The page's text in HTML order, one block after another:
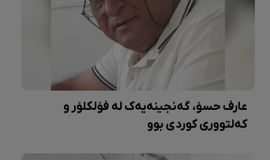
عارف حسۆ، گەنجینەیەک لە فۆلکلۆر و
کەلتووری کوردی بوو